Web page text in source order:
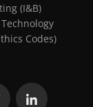
(I&B)
Codes)